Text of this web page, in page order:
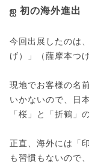
ஐ 初の海外進出
今回出展したのは
げ）」（薩摩本つ
現地でお客様の名
いかないので、日
「桜」と「折鶴」
正直、海外には「
も習慣もないので